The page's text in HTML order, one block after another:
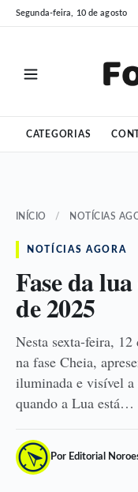
Pular
para
Pular
para
Segunda-feira, 10 de agosto
CATEGORIAS
INÍCIO / NOTÍCIAS
NOTÍCIAS AGORA
Fase da
de 2025
Nesta sexta-feira,
na fase Cheia,
iluminada e visível
quando a Lua está…
Por Editorial